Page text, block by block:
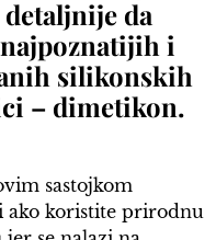
da
i
silikonskih
– dimetikon.
sastojkom
ako koristite prirodnu